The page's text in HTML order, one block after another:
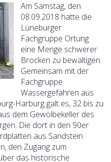
Am Samstag, den
08.09.2018 hatte die
Lüneburger
Fachgruppe Ortung
eine Menge schwerer
Brocken zu bewältigen.
Gemeinsam mit der
Fachgruppe
Wassergefahren aus
Harburg galt es, 32 bis zu
dem Gewölbekeller des
Die dort in den 90er
aus Sandstein
den Zugang zum
das historische